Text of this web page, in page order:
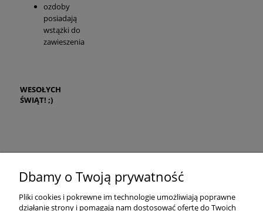
ozdoby
posiadają
wstążki do
zawieszenia
WESOŁYCH
ŚWIĄT! ;)
Dbamy o Twoją prywatność
Pliki cookies i pokrewne im technologie umożliwiają poprawne
działanie strony i pomagają nam dostosować ofertę do Twoich